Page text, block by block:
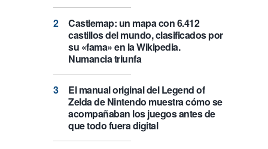
Castlemap: un mapa con 6.412
castillos del mundo, clasificados por
su «fama» en la Wikipedia.
Numancia triunfa
El manual original del Legend of
Zelda de Nintendo muestra cómo se
acompañaban los juegos antes de
que todo fuera digital